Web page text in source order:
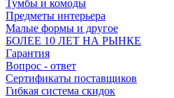
Тумбы и комоды
Предметы интерьера
Малые формы и другое
БОЛЕЕ 10 ЛЕТ НА РЫНКЕ
Гарантия
Вопрос - ответ
Сертификаты поставщиков
Гибкая система скидок